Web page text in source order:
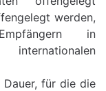
werden,
in
für die die